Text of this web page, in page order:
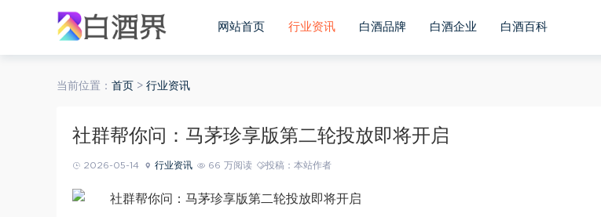
网站首页 行业资讯 白酒品牌 白酒企业 白酒百科
当前位置： 首页 > 行业资讯
社群帮你问：马茅珍享版第二轮投放即将开启
2026-05-14 行业资讯 66 万阅读 投稿：本站作者